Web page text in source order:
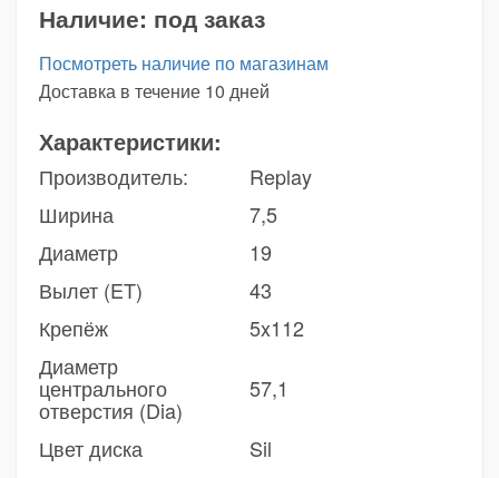
Наличие: под заказ
Посмотреть наличие по магазинам
Доставка в течение 10 дней
Характеристики:
Производитель:
Replay
Ширина
7,5
Диаметр
19
Вылет (ET)
43
Крепёж
5x112
Диаметр
центрального
отверстия (Dia)
57,1
Цвет диска Sil